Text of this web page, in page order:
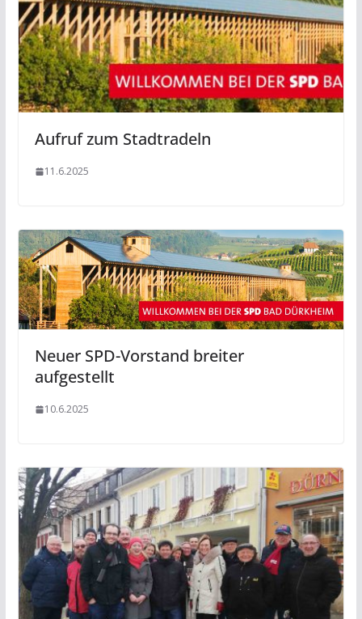
Aufruf zum Stadtradeln
11.6.2025
Neuer SPD-Vorstand breiter
aufgestellt
10.6.2025